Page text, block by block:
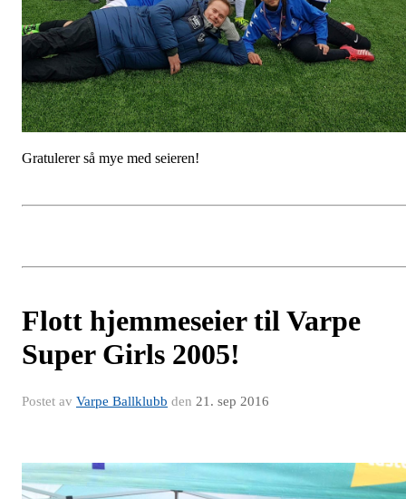
Gratulerer så mye med seieren!
​Flott hjemmeseier til Varpe
Super Girls 2005!
Postet av Varpe Ballklubb den 21. sep 2016